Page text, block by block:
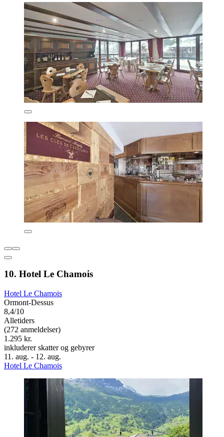
10. Hotel Le Chamois
Hotel Le Chamois
Ormont-Dessus
8,4/10
Alletiders
(272 anmeldelser)
1.295 kr.
inkluderer skatter og gebyrer
11. aug. - 12. aug.
Hotel Le Chamois